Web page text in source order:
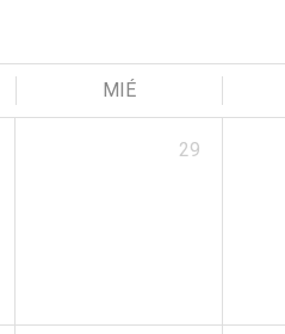
MIÉ
29